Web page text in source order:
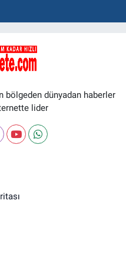
dünyadan haberler
lider